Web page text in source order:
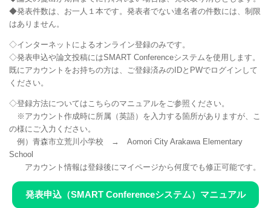
◆発表件数は、お一人１本です。発表者でない連名者の件数には、制限
はありません。
◇インターネットによるオンライン登録のみです。
◇発表申込や論文投稿にはSMART Conferenceシステムを使用します。
既にアカウントをお持ちの方は、ご登録済みのIDとPWでログインして
ください。
◇登録方法についてはこちらのマニュアルをご参照ください。
※アカウント作成時に所属（英語）を入力する箇所がありますが、こ
の様にご入力ください。
例）青森市立荒川小学校 → Aomori City Arakawa Elementary
School
アカウント情報は登録後にマイページから何度でも修正可能です。
発表申込（SMART Conferenceシステム）マニュアル